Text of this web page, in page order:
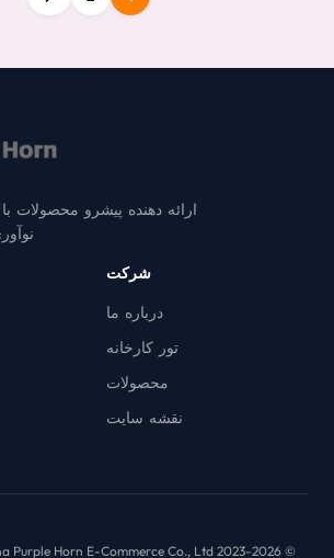
ارائه دهنده پیشرو محصولات با
شرکت
درباره ما
تور کارخانه
محصولات
نقشه سایت